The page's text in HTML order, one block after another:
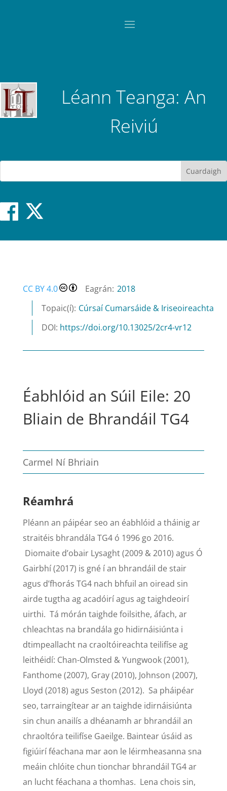
Léann Teanga: An
Reiviú
CC BY 4.0
2018
Cúrsaí Cumarsáide & Iriseoireachta
DOI: https://doi.org/10.13025/2cr4-vr12
Éabhlóid an Súil Eile: 20
Bliain de Bhrandáil TG4
Carmel Ní Bhriain
Réamhrá
Pléann an páipéar seo an éabhlóid a tháinig ar
straitéis bhrandála TG4 ó 1996 go 2016.
Diomaite d’obair Lysaght (2009 & 2010) agus Ó
Gairbhí (2017) is gné í an bhrandáil de stair
agus d’fhorás TG4 nach bhfuil an oiread sin
airde tugtha ag acadóirí agus ag taighdeoirí
uirthi. Tá mórán taighde foilsithe, áfach, ar
chleachtas na brandála go hidirnáisiúnta i
dtimpeallacht na craoltóireachta teilifíse ag
leithéidí: Chan-Olmsted & Yungwook (2001),
Fanthome (2007), Gray (2010), Johnson (2007),
Lloyd (2018) agus Seston (2012). Sa pháipéar
seo, tarraingítear ar an taighde idirnáisiúnta
sin chun anailís a dhéanamh ar bhrandáil an
chraoltóra teilifíse Gaeilge. Baintear úsáid as
figiúirí féachana mar aon le léirmheasanna sna
meáin chlóite chun tionchar bhrandáil TG4 ar
an lucht féachana a thomhas. Lena chois sin,